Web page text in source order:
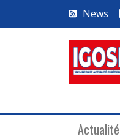
News
Actualité